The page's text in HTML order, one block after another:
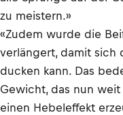
zu meistern.»
«Zudem wurde die
verlängert, damit sich
ducken kann. Das
Gewicht, das nun
einen Hebeleffekt